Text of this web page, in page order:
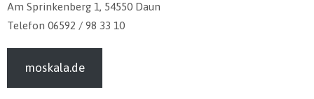
Am Sprinkenberg 1, 54550 Daun
Telefon 06592 / 98 33 10
moskala.de